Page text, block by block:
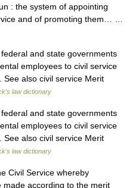
: the system of appointing
and of promoting them… …
and state governments
employees to civil service
See also civil service Merit
law dictionary
and state governments
employees to civil service
See also civil service Merit
law dictionary
Civil Service whereby
according to the merit